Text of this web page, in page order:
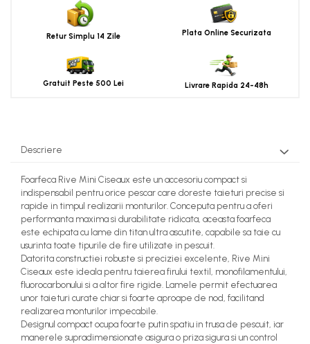
Retur Simplu 14 Zile Plata Online Securizata
Gratuit Peste 500 Lei Livrare Rapida 24-48h
Descriere
Foarfeca Rive Mini Ciseaux este un accesoriu compact si
indispensabil pentru orice pescar care doreste taieturi precise si
rapide in timpul realizarii monturilor. Conceputa pentru a oferi
performanta maxima si durabilitate ridicata, aceasta foarfeca
este echipata cu lame din titan ultra ascutite, capabile sa taie cu
usurinta toate tipurile de fire utilizate in pescuit.
Datorita constructiei robuste si preciziei excelente, Rive Mini
Ciseaux este ideala pentru taierea firului textil, monofilamentului,
fluorocarbonului si a altor fire rigide. Lamele permit efectuarea
unor taieturi curate chiar si foarte aproape de nod, facilitand
realizarea monturilor impecabile.
Designul compact ocupa foarte putin spatiu in trusa de pescuit, iar
manerele supradimensionate asigura o priza sigura si un control